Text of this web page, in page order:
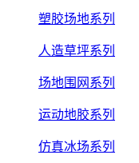
塑胶场地系列
人造草坪系列
场地围网系列
运动地胶系列
仿真冰场系列